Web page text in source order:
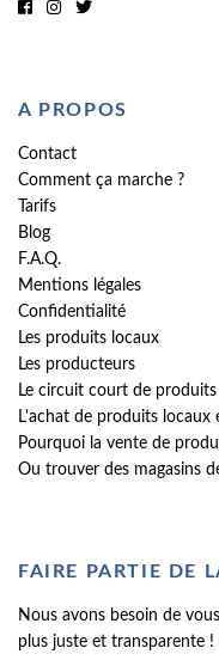
A PROPOS
Contact
Comment ça marche ?
Tarifs
Blog
F.A.Q.
Mentions légales
Confidentialité
Les produits locaux
Les producteurs
Le circuit court de
L'achat de produits locaux
Pourquoi la vente de
Ou trouver des magasins
FAIRE PARTIE DE
Nous avons besoin de
plus juste et transparente